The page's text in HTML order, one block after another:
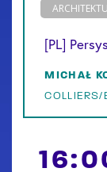
[PL]
MICHAŁ